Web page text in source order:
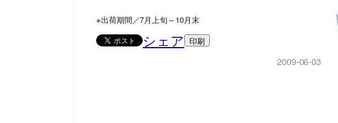
※出荷期間／7月上旬～10月末
シェア 印刷
2009-06-03